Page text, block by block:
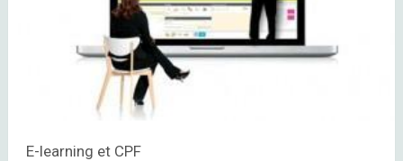
E-learning et CPF